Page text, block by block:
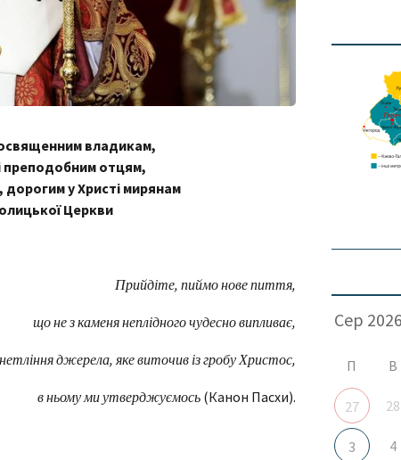
владикам,
преподобним отцям,
у Христі мирянам
Церкви
Прийдіте, пиймо нове пиття,
що не з каменя неплідного чудесно випливає,
джерела, яке виточив із гробу Христос,
в ньому ми утверджуємось (Канон Пасхи).
П В
27 28
3 4